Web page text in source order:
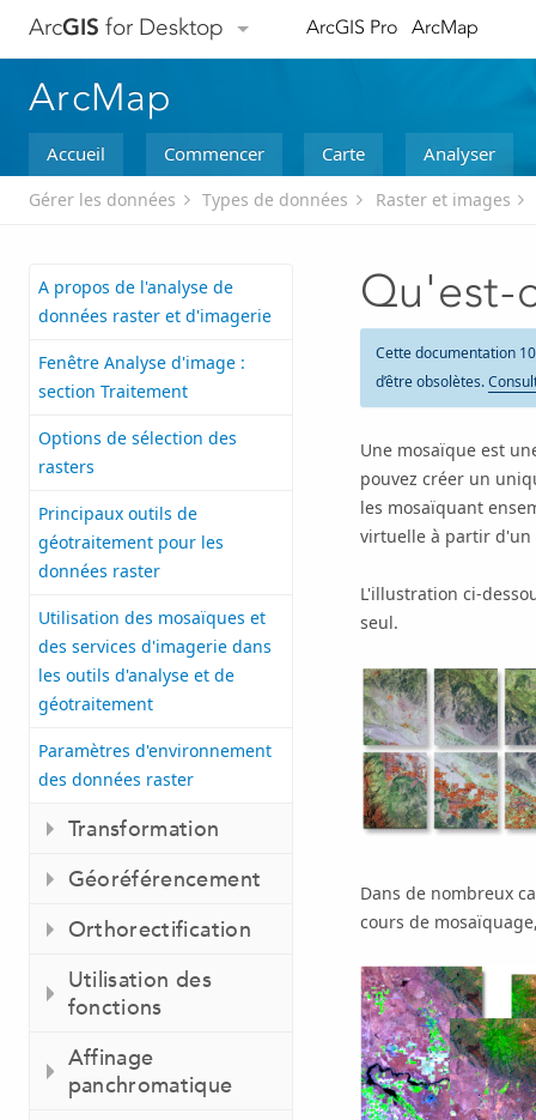
ArcGIS for Desktop ArcGIS Pro ArcMap
ArcMap
Accueil Commencer Carte Analyser
Gérer les données Types de données Raster et images
A propos de l'analyse de
données raster et d'imagerie
Fenêtre Analyse d'image :
section Traitement
Options de sélection des
rasters
Principaux outils de
géotraitement pour les
données raster
Utilisation des mosaïques et
des services d'imagerie dans
les outils d'analyse et de
géotraitement
Paramètres d'environnement
des données raster
Transformation
Géoréférencement
Orthorectification
Utilisation des
fonctions
Affinage
panchromatique
Qu'est-
Cette documentation
d’être obsolètes.
Une mosaïque est
pouvez créer un
les mosaïquant
virtuelle à partir d'un
L'illustration ci-
seul.
Dans de nombreux
cours de